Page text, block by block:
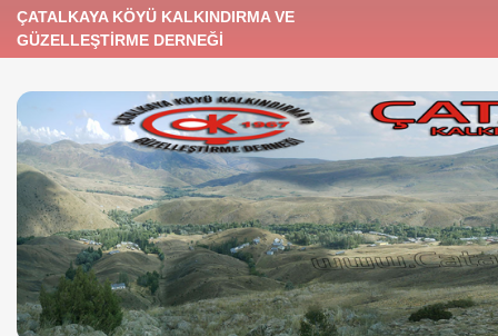
ÇATALKAYA KÖYÜ KALKINDIRMA VE
GÜZELLEŞTİRME DERNEĞİ